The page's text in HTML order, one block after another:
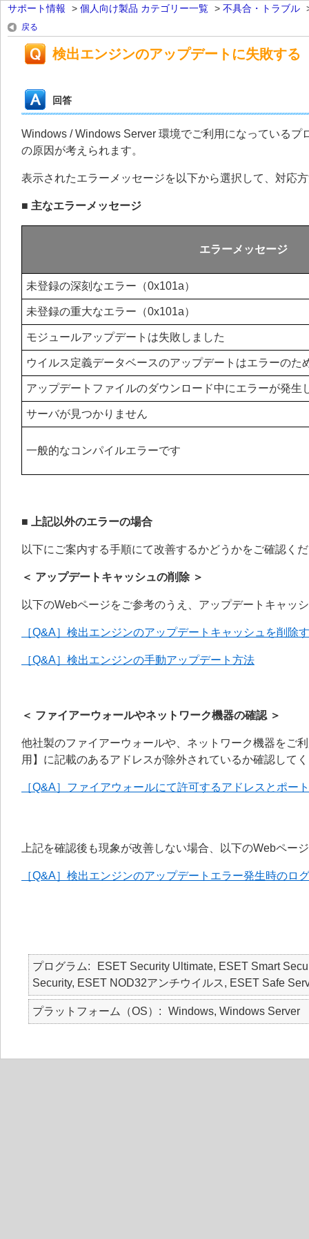
サポート情報 > 個人向け製品 カテゴリー一覧 > 不具合・トラブル
戻る
検出エンジンのアップデートに失敗する
回答
Windows / Windows Server 環境でご利用になっている
の原因が考えられます。
表示されたエラーメッセージを以下から選択して、対応
■ 主なエラーメッセージ
エラーメッセージ
未登録の深刻なエラー（0x101a）
未登録の重大なエラー（0x101a）
モジュールアップデートは失敗しました
ウイルス定義データベースのアップデートはエラーのた
アップデートファイルのダウンロード中にエラーが発生
サーバが見つかりません
一般的なコンパイルエラーです
■ 上記以外のエラーの場合
以下にご案内する手順にて改善するかどうかをご確認く
＜ アップデートキャッシュの削除 ＞
以下のWebページをご参考のうえ、アップデートキャッ
［Q&A］検出エンジンのアップデートキャッシュを削除
［Q&A］検出エンジンの手動アップデート方法
＜ ファイアーウォールやネットワーク機器の確認 ＞
他社製のファイアーウォールや、ネットワーク機器をご
用】に記載のあるアドレスが除外されているか確認して
［Q&A］ファイアウォールにて許可するアドレスとポー
上記を確認後も現象が改善しない場合、以下のWebペ
［Q&A］検出エンジンのアップデートエラー発生時のロ
プログラム
ESET Security Ultimate, ESET Smart
Security, ESET NOD32アンチウイルス, ESET Safe
プラットフォーム（OS） Windows, Windows Server